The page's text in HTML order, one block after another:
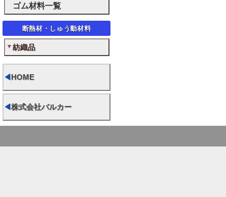
ゴム材料一覧
断熱材・しゅう動材料
紡織品
◀HOME
◀株式会社バルカー